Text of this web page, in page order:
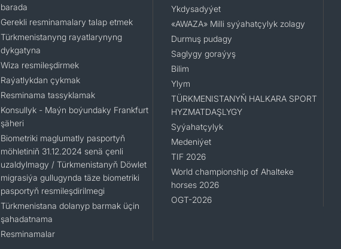
barada
Gerekli resminamalary talap etmek
Türkmenistanyng rayatlarynyng
dykgatyna
Wiza resmileşdirmek
Raýatlykdan çykmak
Resminama tassyklamak
Konsullyk - Maýn boýundaky Frankfurt
şäheri
Biometriki maglumatly pasportyň
möhletiniň 31.12.2024 senä çenli
uzaldylmagy / Türkmenistanyň Döwlet
migrasiýa gullugynda täze biometriki
pasportyň resmileşdirilmegi
Türkmenistana dolanyp barmak üçin
şahadatnama
Resminamalar
Ykdysadyýet
«AWAZA» Milli syýahatçylyk zolagy
Durmuş pudagy
Saglygy goraýyş
Bilim
Ylym
TÜRKMENISTANYŇ HALKARA SPORT
HYZMATDAŞLYGY
Syýahatçylyk
Medeniýet
TIF 2026
World championship of Ahalteke
horses 2026
OGT-2026